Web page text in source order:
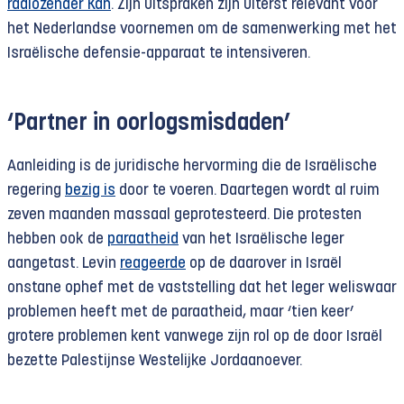
radiozender Kan. Zijn uitspraken zijn uiterst relevant voor
het Nederlandse voornemen om de samenwerking met het
Israëlische defensie-apparaat te intensiveren.
‘Partner in oorlogsmisdaden’
Aanleiding is de juridische hervorming die de Israëlische
regering bezig is door te voeren. Daartegen wordt al ruim
zeven maanden massaal geprotesteerd. Die protesten
hebben ook de paraatheid van het Israëlische leger
aangetast. Levin reageerde op de daarover in Israël
onstane ophef met de vaststelling dat het leger weliswaar
problemen heeft met de paraatheid, maar ‘tien keer’
grotere problemen kent vanwege zijn rol op de door Israël
bezette Palestijnse Westelijke Jordaanoever.